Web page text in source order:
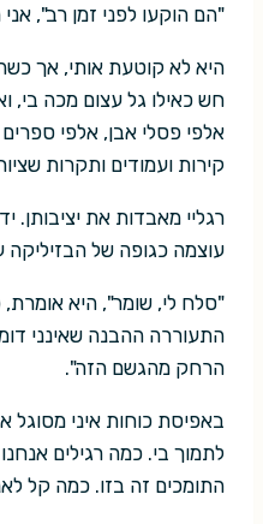
"הם הוקעו לפני זמן רב",
היא לא קוטעת אותי, אך
חש כאילו גל עצום מכה בי,
אלפי פסלי אבן, אלפי ספרים
קירות ועמודים ותקרות
רגליי מאבדות את
עוצמה כגופה של
"סלח לי, שומר", היא אומרת,
התעוררה ההבנה שאינני
הרחק מהגשם הזה".
באפיסת כוחות איני מסוגל
לתמוך בי. כמה רגילים
התומכים זה בזו. כמה קל